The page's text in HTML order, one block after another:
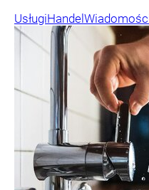
UsługiHandel